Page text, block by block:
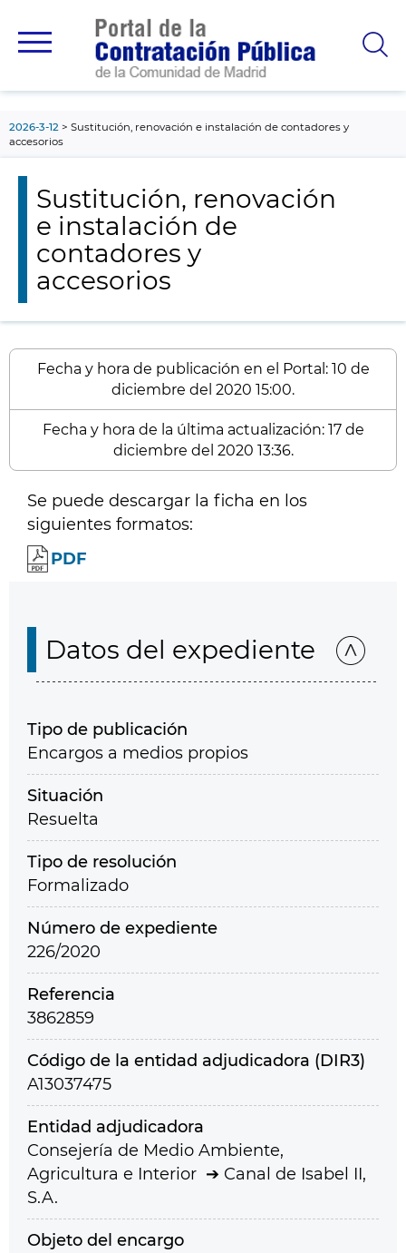
principal
2026-3-12
Sustitución, renovación e instalación de contadores y
accesorios
Sustitución, renovación
e instalación de
contadores y
accesorios
Fecha y hora de publicación en el Portal: 10 de
diciembre del 2020 15:00.
Fecha y hora de la última actualización: 17 de
diciembre del 2020 13:36.
Se puede descargar la ficha en los
siguientes formatos:
PDF
Datos del expediente
Tipo de publicación
Encargos a medios propios
Situación
Resuelta
Tipo de resolución
Formalizado
Número de expediente
226/2020
Referencia
3862859
Código de la entidad adjudicadora (DIR3)
A13037475
Entidad adjudicadora
Consejería de Medio Ambiente,
Agricultura e Interior
Canal de Isabel II,
S.A.
Objeto del encargo